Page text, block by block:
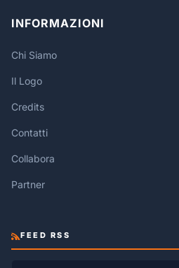
INFORMAZIONI
Chi Siamo
Il Logo
Credits
Contatti
Collabora
Partner
FEED RSS